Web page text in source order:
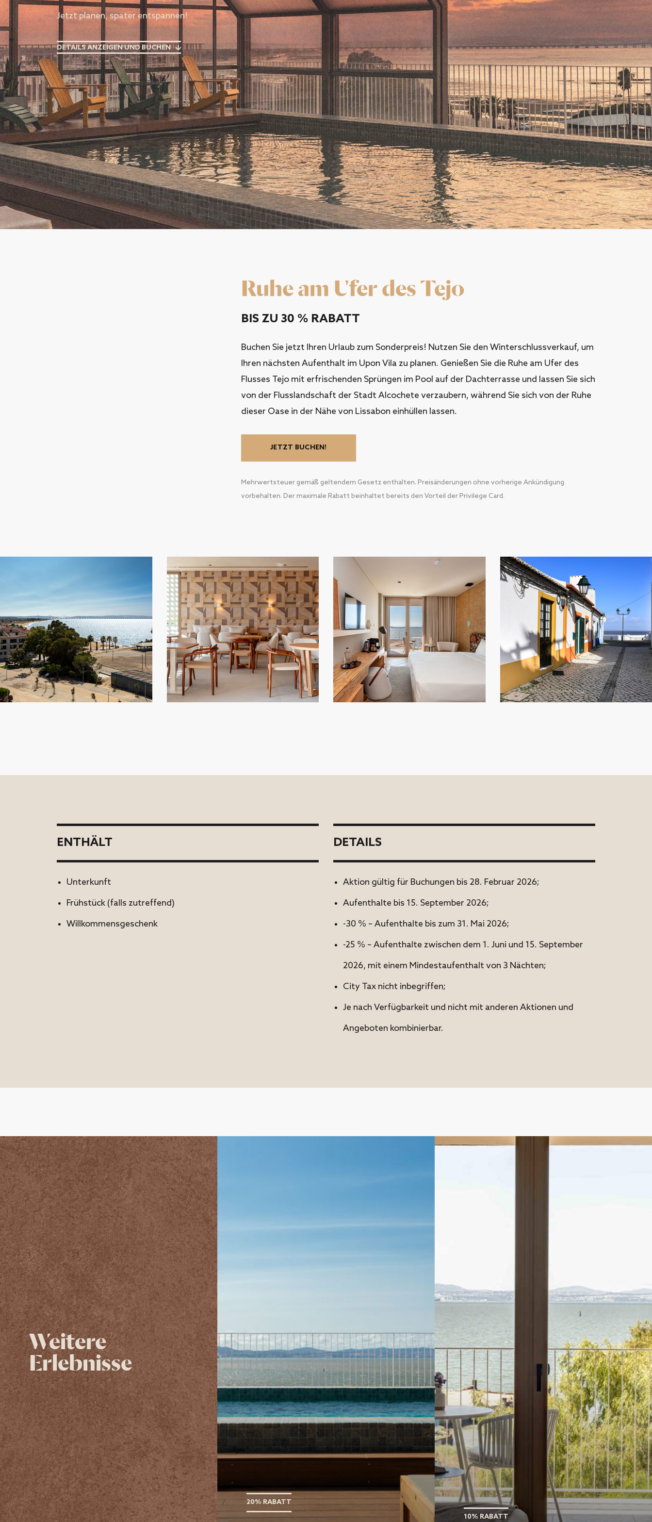
Jetzt planen, später entspannen!
DETAILS ANZEIGEN UND BUCHEN
Ruhe am Ufer des Tejo
BIS ZU 30 % RABATT
Buchen Sie jetzt Ihren Urlaub zum Sonderpreis! Nutzen Sie den Winterschlussverkauf, um
Ihren nächsten Aufenthalt im Upon Vila zu planen. Genießen Sie die Ruhe am Ufer des
Flusses Tejo mit erfrischenden Sprüngen im Pool auf der Dachterrasse und lassen Sie sich
von der Flusslandschaft der Stadt Alcochete verzaubern, während Sie sich von der Ruhe
dieser Oase in der Nähe von Lissabon einhüllen lassen.
JETZT BUCHEN!
Mehrwertsteuer gemäß geltendem Gesetz enthalten. Preisänderungen ohne vorherige Ankündigung
vorbehalten. Der maximale Rabatt beinhaltet bereits den Vorteil der Privilege Card.
ENTHÄLT
Unterkunft
Frühstück (falls zutreffend)
Willkommensgeschenk
DETAILS
Aktion gültig für Buchungen bis 28. Februar 2026;
Aufenthalte bis 15. September 2026;
-30 % – Aufenthalte bis zum 31. Mai 2026;
-25 % – Aufenthalte zwischen dem 1. Juni und 15. September
2026, mit einem Mindestaufenthalt von 3 Nächten;
City Tax nicht inbegriffen;
Je nach Verfügbarkeit und nicht mit anderen Aktionen und
Angeboten kombinierbar.
Weitere
Erlebnisse
20% RABATT
10% RABATT